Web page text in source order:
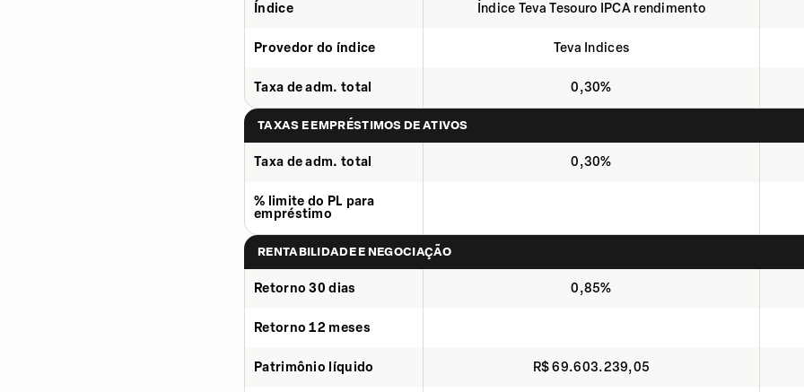
Índice Índice Teva Tesouro IPCA rendimento
Provedor do índice Teva Indices
Taxa de adm. total 0,30%
TAXAS E EMPRÉSTIMOS DE ATIVOS
Taxa de adm. total 0,30%
% limite do PL para
empréstimo
RENTABILIDADE E NEGOCIAÇÃO
Retorno 30 dias 0,85%
Retorno 12 meses
Patrimônio líquido R$ 69.603.239,05